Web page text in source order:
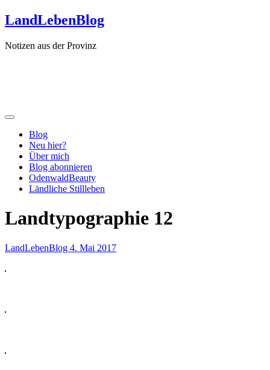
Zum
Inhalt
LandLebenBlog
Notizen aus der Provinz
Blog
Neu hier?
Über mich
Blog abonnieren
OdenwaldBeauty
Ländliche Stillleben
Landtypographie 12
LandLebenBlog 4. Mai 2017